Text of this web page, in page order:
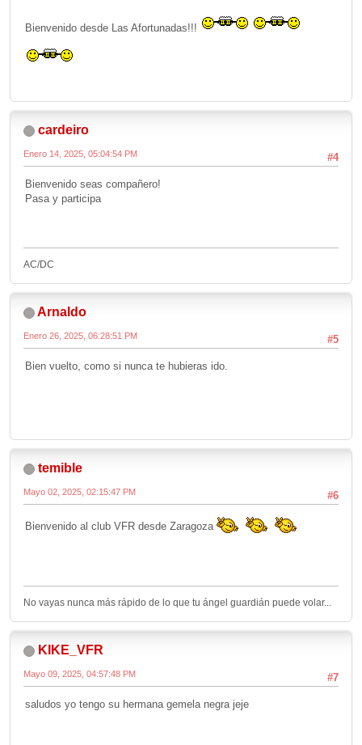
Bienvenido desde Las Afortunadas!!!
cardeiro
#4
Enero 14, 2025, 05:04:54 PM
Bienvenido seas compañero!
Pasa y participa
AC/DC
Arnaldo
#5
Enero 26, 2025, 06:28:51 PM
Bien vuelto, como si nunca te hubieras ido.
temible
#6
Mayo 02, 2025, 02:15:47 PM
Bienvenido al club VFR desde Zaragoza
No vayas nunca más rápido de lo que tu ángel guardián puede volar...
KIKE_VFR
#7
Mayo 09, 2025, 04:57:48 PM
saludos yo tengo su hermana gemela negra jeje